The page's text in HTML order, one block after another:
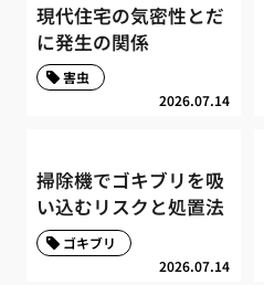
現代住宅の気密性とだ
に発生の関係
2026.07.14
害虫
掃除機でゴキブリを吸
い込むリスクと処置法
2026.07.14
ゴキブリ